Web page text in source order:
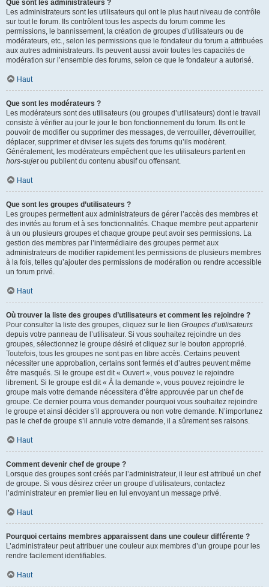
Que sont les administrateurs ?
Les administrateurs sont les utilisateurs qui ont le plus haut niveau de contrôle
sur tout le forum. Ils contrôlent tous les aspects du forum comme les
permissions, le bannissement, la création de groupes d’utilisateurs ou de
modérateurs, etc., selon les permissions que le fondateur du forum a attribuées
aux autres administrateurs. Ils peuvent aussi avoir toutes les capacités de
modération sur l’ensemble des forums, selon ce que le fondateur a autorisé.
Haut
Que sont les modérateurs ?
Les modérateurs sont des utilisateurs (ou groupes d’utilisateurs) dont le travail
consiste à vérifier au jour le jour le bon fonctionnement du forum. Ils ont le
pouvoir de modifier ou supprimer des messages, de verrouiller, déverrouiller,
déplacer, supprimer et diviser les sujets des forums qu’ils modèrent.
Généralement, les modérateurs empêchent que les utilisateurs partent en
hors-sujetou publient du contenu abusif ou offensant.
Haut
Que sont les groupes d’utilisateurs ?
Les groupes permettent aux administrateurs de gérer l’accès des membres et
des invités au forum et à ses fonctionnalités. Chaque membre peut appartenir
à un ou plusieurs groupes et chaque groupe peut avoir ses permissions. La
gestion des membres par l’intermédiaire des groupes permet aux
administrateurs de modifier rapidement les permissions de plusieurs membres
à la fois, telles qu’ajouter des permissions de modération ou rendre accessible
un forum privé.
Haut
Où trouver la liste des groupes d’utilisateurs et comment les rejoindre ?
Pour consulter la liste des groupes, cliquez sur le lien Groupes d’utilisateurs
depuis votre panneau de l’utilisateur. Si vous souhaitez rejoindre un des
groupes, sélectionnez le groupe désiré et cliquez sur le bouton approprié.
Toutefois, tous les groupes ne sont pas en libre accès. Certains peuvent
nécessiter une approbation, certains sont fermés et d’autres peuvent même
être masqués. Si le groupe est dit « Ouvert », vous pouvez le rejoindre
librement. Si le groupe est dit « À la demande », vous pouvez rejoindre le
groupe mais votre demande nécessitera d’être approuvée par un chef de
groupe. Ce dernier pourra vous demander pourquoi vous souhaitez rejoindre
le groupe et ainsi décider s’il approuvera ou non votre demande. N’importunez
pas le chef de groupe s’il annule votre demande, il a sûrement ses raisons.
Haut
Comment devenir chef de groupe ?
Lorsque des groupes sont créés par l’administrateur, il leur est attribué un chef
de groupe. Si vous désirez créer un groupe d’utilisateurs, contactez
l’administrateur en premier lieu en lui envoyant un message privé.
Haut
Pourquoi certains membres apparaissent dans une couleur différente ?
L’administrateur peut attribuer une couleur aux membres d’un groupe pour les
rendre facilement identifiables.
Haut